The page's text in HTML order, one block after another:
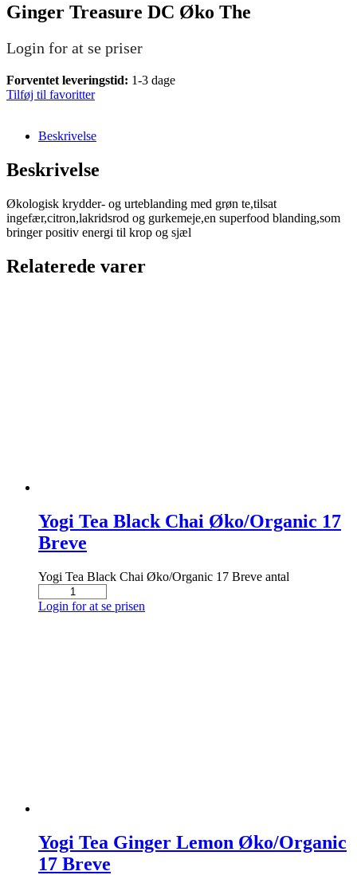
Ginger Treasure DC Øko The
Login for at se priser
Forventet leveringstid: 1-3 dage
Tilføj til favoritter
Beskrivelse
Beskrivelse
Økologisk krydder- og urteblanding med grøn te,tilsat
ingefær,citron,lakridsrod og gurkemeje,en superfood blanding,som
bringer positiv energi til krop og sjæl
Relaterede varer
Yogi Tea Black Chai Øko/Organic 17
Breve
Yogi Tea Black Chai Øko/Organic 17 Breve antal
Login for at se prisen
Yogi Tea Ginger Lemon Øko/Organic
17 Breve